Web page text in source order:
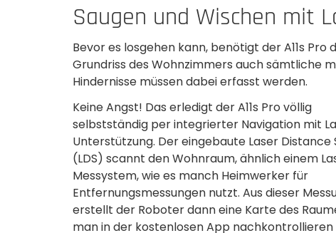
Saugen und Wischen mit
Bevor es losgehen kann, benötigt der A11s Pro
Grundriss des Wohnzimmers auch sämtliche
Hindernisse müssen dabei erfasst werden.
Keine Angst! Das erledigt der A11s Pro völlig
selbstständig per integrierter Navigation mit
Unterstützung. Der eingebaute Laser Distance
(LDS) scannt den Wohnraum, ähnlich einem
Messystem, wie es manch Heimwerker für
Entfernungsmessungen nutzt. Aus dieser
erstellt der Roboter dann eine Karte des
man in der kostenlosen App nachkontrollieren